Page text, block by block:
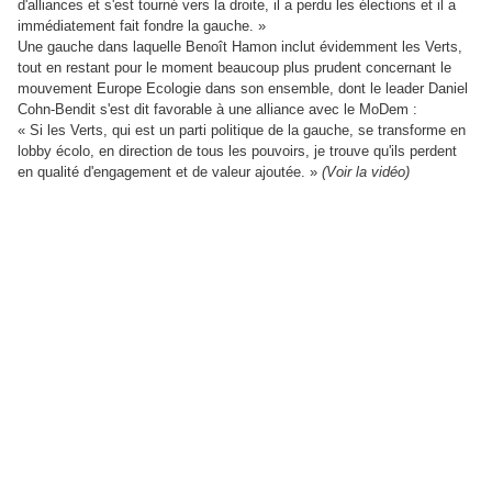
d'alliances et s'est tourné vers la droite, il a perdu les élections et il a
immédiatement fait fondre la gauche. »
Une gauche dans laquelle Benoît Hamon inclut évidemment les Verts,
tout en restant pour le moment beaucoup plus prudent concernant le
mouvement Europe Ecologie dans son ensemble, dont le leader Daniel
Cohn-Bendit s'est dit favorable à une alliance avec le MoDem :
« Si les Verts, qui est un parti politique de la gauche, se transforme en
lobby écolo, en direction de tous les pouvoirs, je trouve qu'ils perdent
en qualité d'engagement et de valeur ajoutée. » (Voir la vidéo)